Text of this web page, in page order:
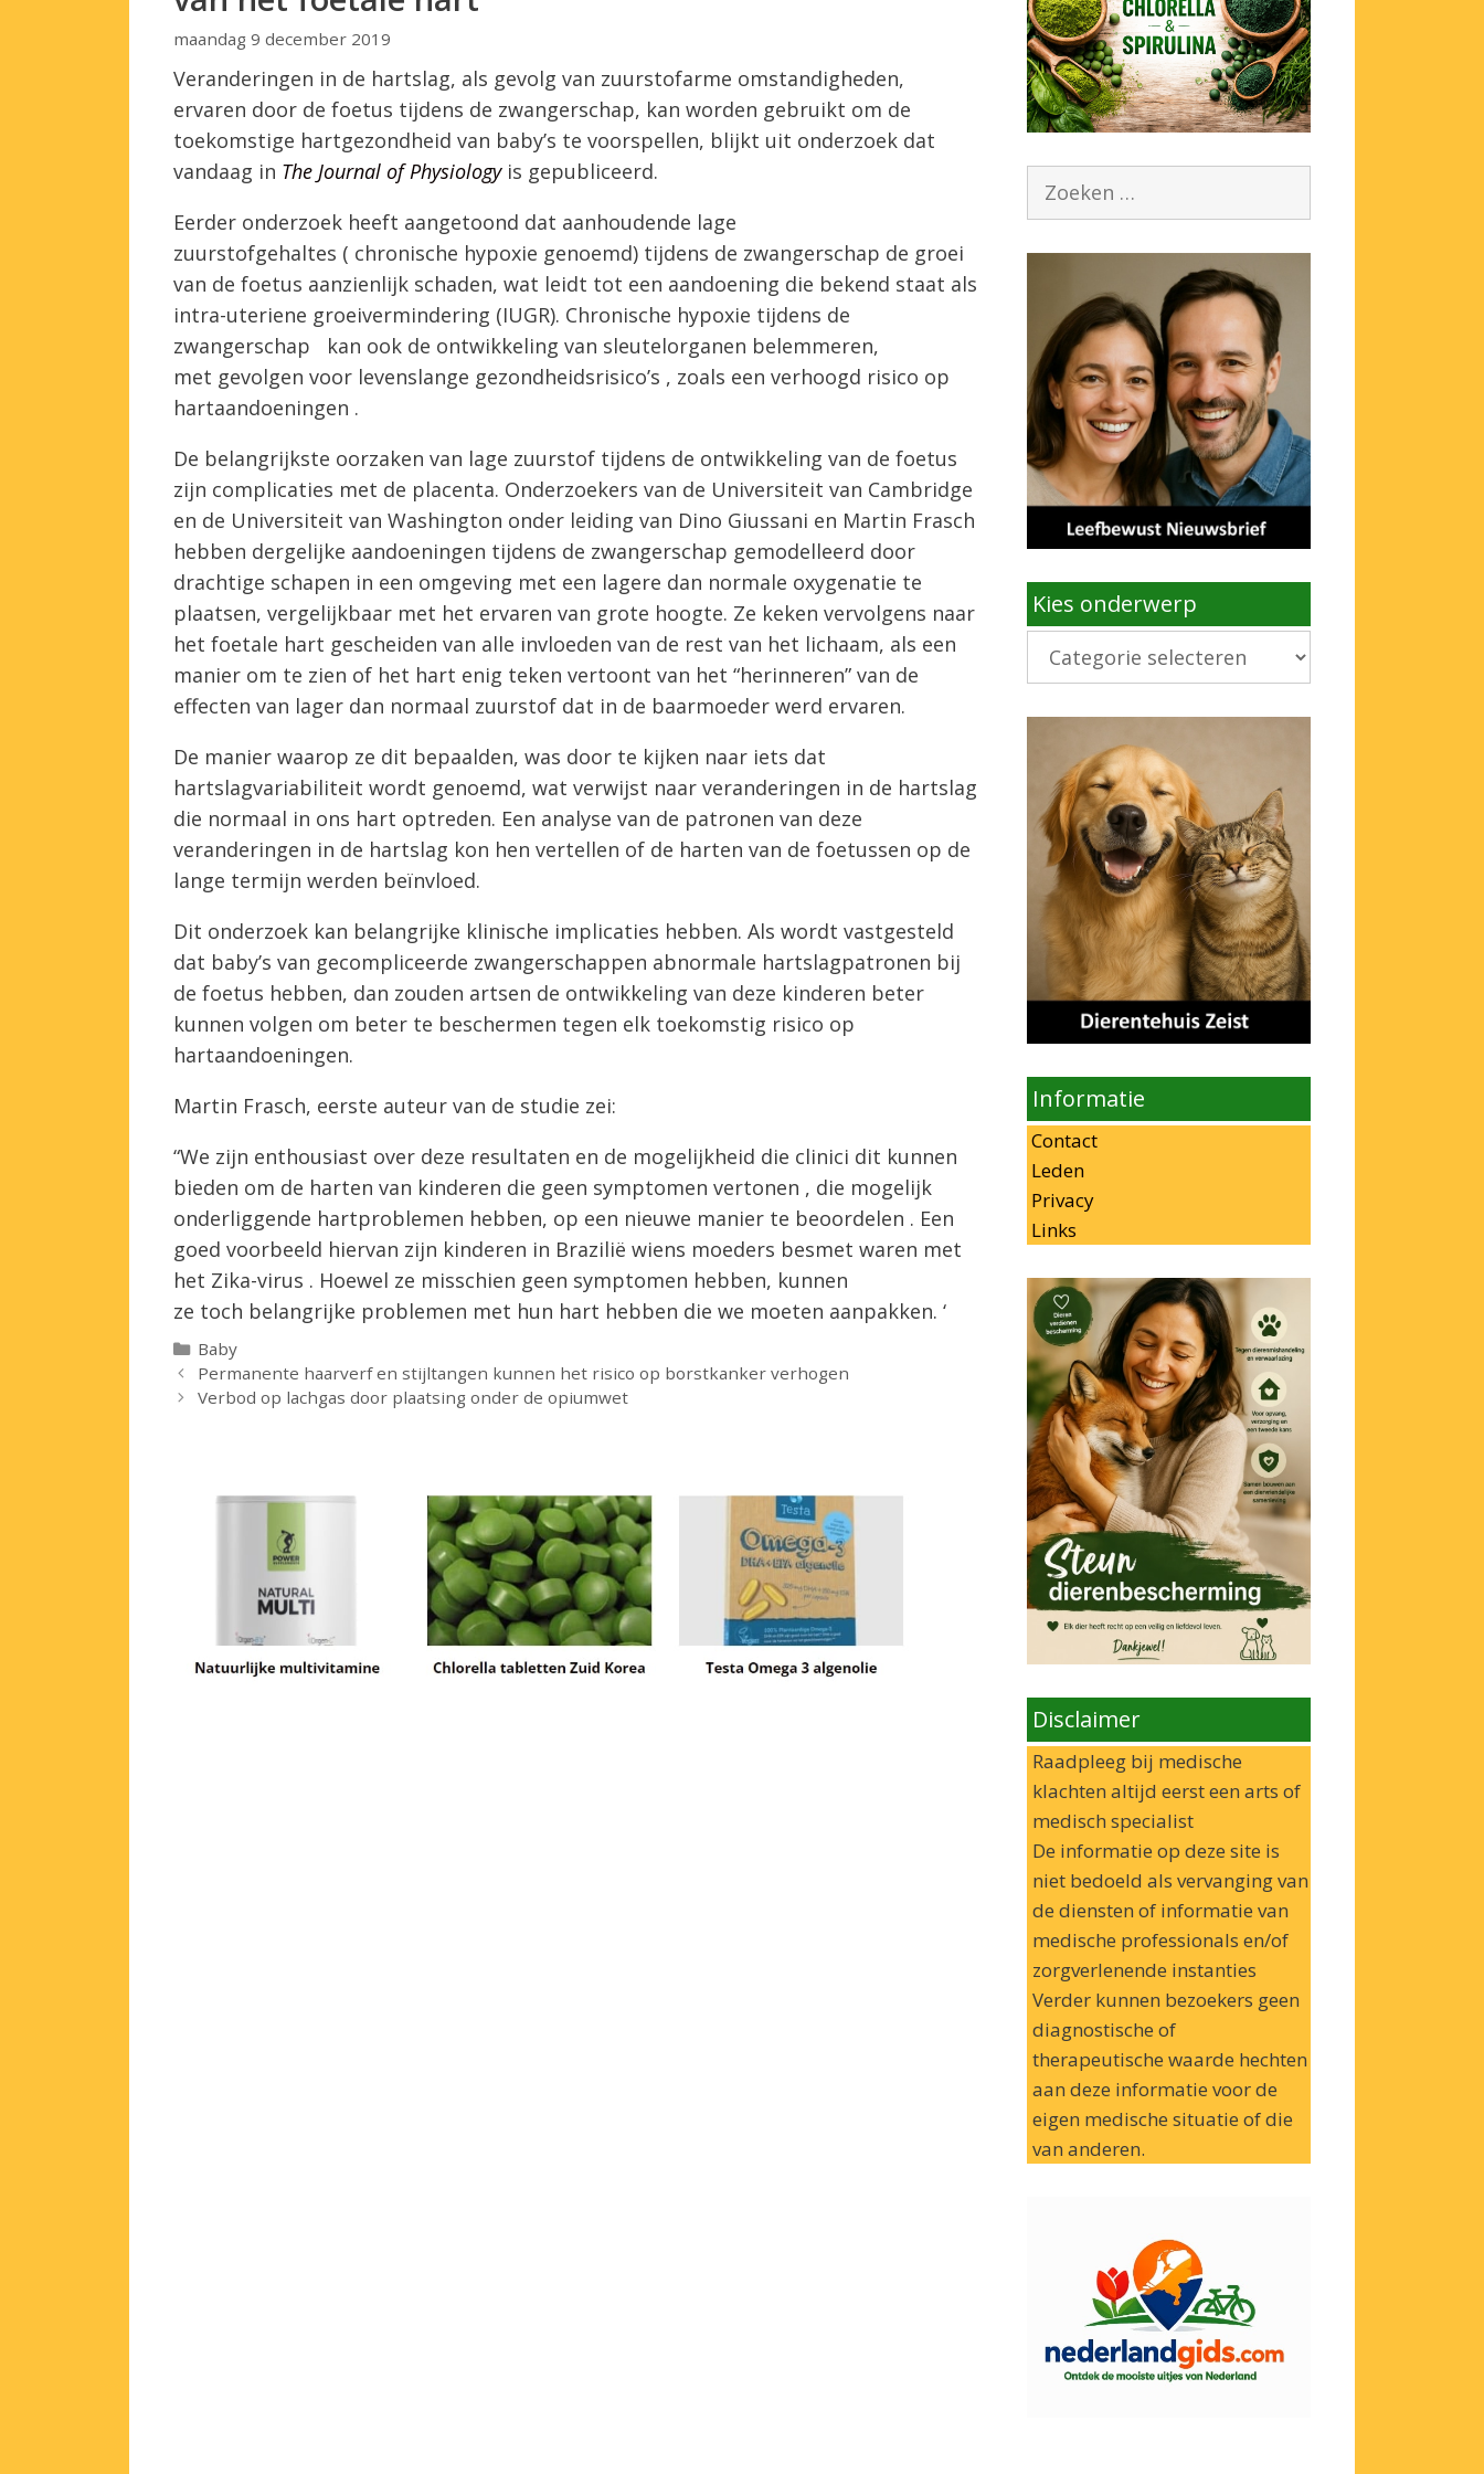
maandag 9 december 2019
Veranderingen in de hartslag, als gevolg van zuurstofarme omstandigheden,
ervaren door de foetus tijdens de zwangerschap, kan worden gebruikt om de
toekomstige hartgezondheid van baby’s te voorspellen, blijkt uit onderzoek dat
vandaag in The Journal of Physiology is gepubliceerd.
Eerder onderzoek heeft aangetoond dat aanhoudende lage
zuurstofgehaltes ( chronische hypoxie genoemd) tijdens de zwangerschap de groei
van de foetus aanzienlijk schaden, wat leidt tot een aandoening die bekend staat als
intra-uteriene groeivermindering (IUGR). Chronische hypoxie tijdens de
zwangerschap
kan ook de ontwikkeling van sleutelorganen belemmeren,
met gevolgen voor levenslange gezondheidsrisico’s , zoals een verhoogd risico op
hartaandoeningen .
De belangrijkste oorzaken van lage zuurstof tijdens de ontwikkeling van de foetus
zijn complicaties met de placenta. Onderzoekers van de Universiteit van Cambridge
en de Universiteit van Washington onder leiding van Dino Giussani en Martin Frasch
hebben dergelijke aandoeningen tijdens de zwangerschap gemodelleerd door
drachtige schapen in een omgeving met een lagere dan normale oxygenatie te
plaatsen, vergelijkbaar met het ervaren van grote hoogte. Ze keken vervolgens naar
het foetale hart gescheiden van alle invloeden van de rest van het lichaam, als een
manier om te zien of het hart enig teken vertoont van het “herinneren” van de
effecten van lager dan normaal zuurstof dat in de baarmoeder werd ervaren.
De manier waarop ze dit bepaalden, was door te kijken naar iets dat
hartslagvariabiliteit wordt genoemd, wat verwijst naar veranderingen in de hartslag
die normaal in ons hart optreden. Een analyse van de patronen van deze
veranderingen in de hartslag kon hen vertellen of de harten van de foetussen op de
lange termijn werden beïnvloed.
Dit onderzoek kan belangrijke klinische implicaties hebben. Als wordt vastgesteld
dat baby’s van gecompliceerde zwangerschappen abnormale hartslagpatronen bij
de foetus hebben, dan zouden artsen de ontwikkeling van deze kinderen beter
kunnen volgen om beter te beschermen tegen elk toekomstig risico op
hartaandoeningen.
Martin Frasch, eerste auteur van de studie zei:
“We zijn enthousiast over deze resultaten en de mogelijkheid die clinici dit kunnen
bieden om de harten van kinderen die geen symptomen vertonen , die mogelijk
onderliggende hartproblemen hebben, op een nieuwe manier te beoordelen . Een
goed voorbeeld hiervan zijn kinderen in Brazilië wiens moeders besmet waren met
het Zika-virus . Hoewel ze misschien geen symptomen hebben, kunnen
ze toch belangrijke problemen met hun hart hebben die we moeten aanpakken. ‘
Categorieën
Baby
Permanente haarverf en stijltangen kunnen het risico op borstkanker verhogen
Verbod op lachgas door plaatsing onder de opiumwet
Zoek
Kies onderwerp
Kies
onderwerp
Informatie
Contact
Leden
Privacy
Links
Disclaimer
Raadpleeg bij medische
klachten altijd eerst een arts of
medisch specialist
De informatie op deze site is
niet bedoeld als vervanging van
de diensten of informatie van
medische professionals en/of
zorgverlenende instanties
Verder kunnen bezoekers geen
diagnostische of
therapeutische waarde hechten
aan deze informatie voor de
eigen medische situatie of die
van anderen.